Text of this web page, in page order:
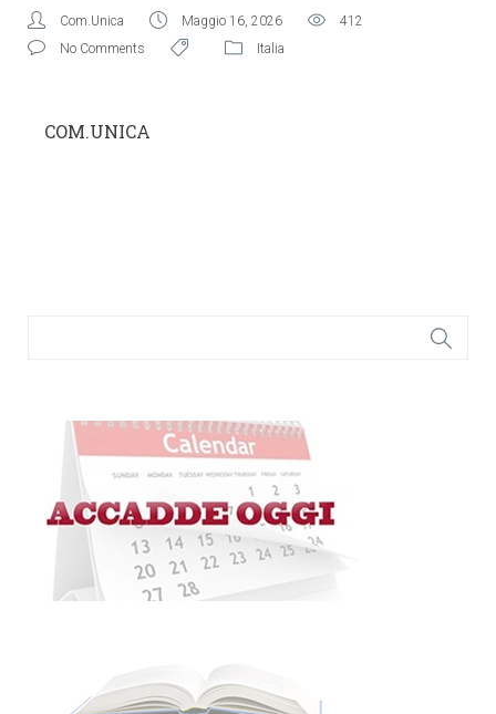
Com.Unica Maggio 16, 2026
412
No Comments
Italia
COM.UNICA